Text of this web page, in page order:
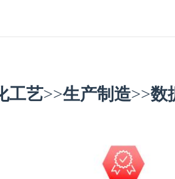
工艺>>生产制造>>数